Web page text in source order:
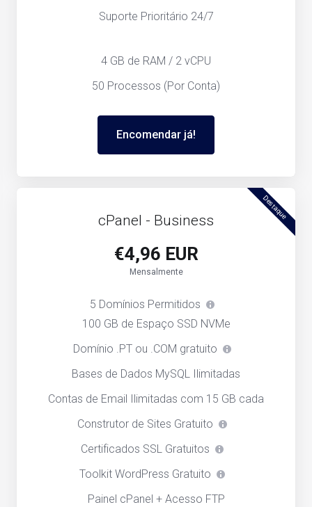
Suporte Prioritário 24/7
4 GB de RAM / 2 vCPU
50 Processos (Por Conta)
Encomendar já!
Destaque
cPanel - Business
€4,96 EUR
Mensalmente
5 Domínios Permitidos
100 GB de Espaço SSD NVMe
Domínio .PT ou .COM gratuito
Bases de Dados MySQL Ilimitadas
Contas de Email Ilimitadas com 15 GB cada
Construtor de Sites Gratuito
Certificados SSL Gratuitos
Toolkit WordPress Gratuito
Painel cPanel + Acesso FTP